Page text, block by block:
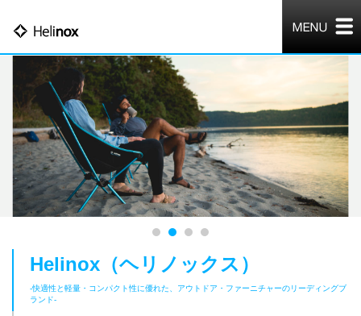
Helinox（ヘリノックス）
-快適性と軽量・コンパクト性に優れた、アウトドア・ファーニチャーのリーディングブ
ランド-